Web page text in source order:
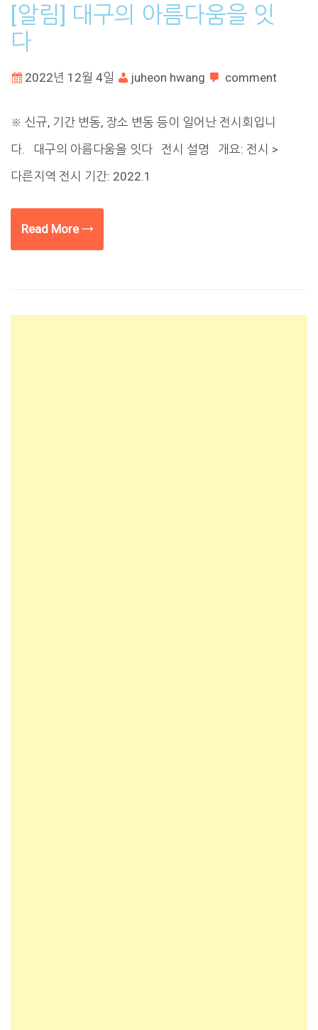
[알림] 대구의 아름다움을 잇
다
2022년 12월 4일 juheon hwang comment
※ 신규, 기간 변동, 장소 변동 등이 일어난 전시회입니
다. 대구의 아름다움을 잇다 전시 설명 개요: 전시 >
다른지역 전시 기간: 2022.1
Read More →